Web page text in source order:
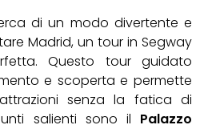
di un modo divertente e
Madrid, un tour in Segway
Questo tour guidato
e scoperta e permette
senza la fatica di
salienti sono il Palazzo